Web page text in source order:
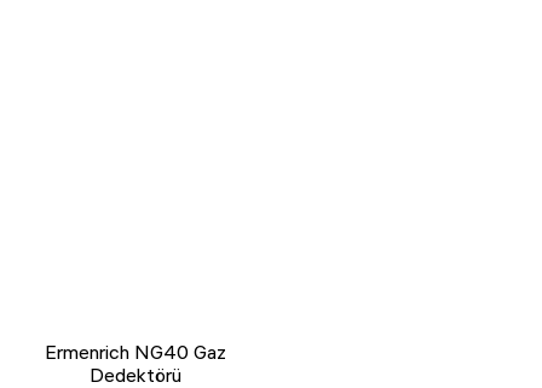
Ermenrich NG40 Gaz
Dedektörü